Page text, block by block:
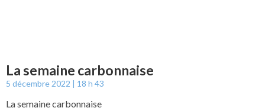
La semaine carbonnaise
5 décembre 2022 18 h 43
La semaine carbonnaise